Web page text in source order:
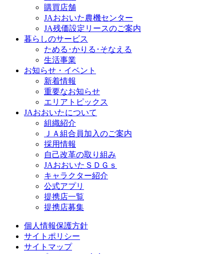
購買店舗
JAおおいた農機センター
JA残価設定リースのご案内
暮らしのサービス
ためる･かりる･そなえる
生活事業
お知らせ・イベント
新着情報
重要なお知らせ
エリアトピックス
JAおおいたについて
組織紹介
ＪＡ組合員加入のご案内
採用情報
自己改革の取り組み
JAおおいたＳＤＧｓ
キャラクター紹介
公式アプリ
提携店一覧
提携店募集
個人情報保護方針
サイトポリシー
サイトマップ